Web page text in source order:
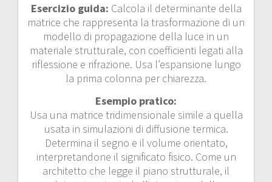
Esercizio guida: Calcola il determinante della
matrice che rappresenta la trasformazione di un
modello di propagazione della luce in un
materiale strutturale, con coefficienti legati alla
riflessione e rifrazione. Usa l’espansione lungo
la prima colonna per chiarezza.
Esempio pratico:
Usa una matrice tridimensionale simile a quella
usata in simulazioni di diffusione termica.
Determina il segno e il volume orientato,
interpretandone il significato fisico. Come un
architetto che legge il piano strutturale, il